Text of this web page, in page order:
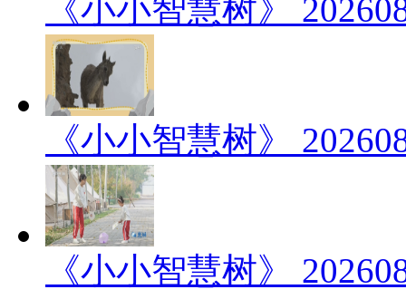
《小小智慧树》
《小小智慧树》
《小小智慧树》